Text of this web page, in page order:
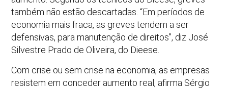
também não estão descartadas. “Em períodos de
economia mais fraca, as greves tendem a ser
defensivas, para manutenção de direitos”, diz José
Silvestre Prado de Oliveira, do Dieese.
Com crise ou sem crise na economia, as empresas
resistem em conceder aumento real, afirma Sérgio